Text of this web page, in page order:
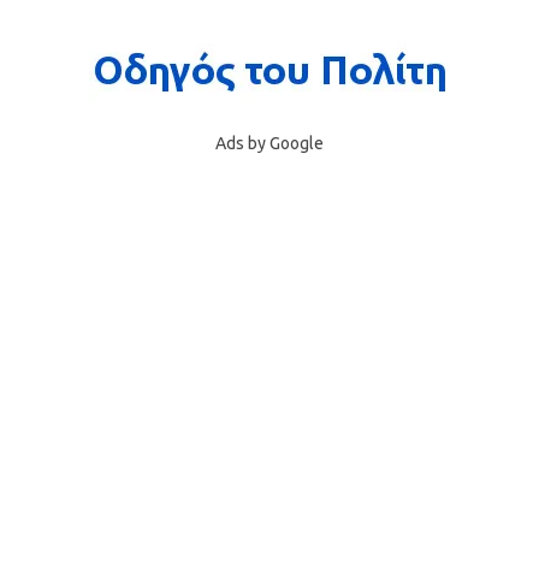
Ads by Google